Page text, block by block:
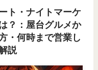
ト・ナイトマーケ
？：屋台グルメか
・何時まで営業し
説